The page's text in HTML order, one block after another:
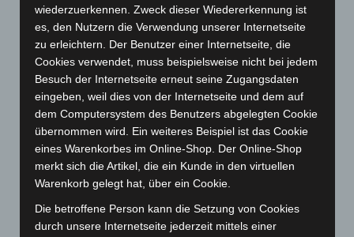
November 2024(94)
Oktober 2024
(93)
September 2024(112)
August 2024 (107)
Juli 2024(89)
Juni 2024(107)
Mai 2024(149)
April 2024(102)
März 2024(103)
Februar 2024(103)
wiederzuerkennen. Zweck dieser Wiedererkennung ist
es, den Nutzern die Verwendung unserer Internetseite
zu erleichtern. Der Benutzer einer Internetseite, die
Cookies verwendet, muss beispielsweise nicht bei jedem
Besuch der Internetseite erneut seine Zugangsdaten
eingeben, weil dies von der Internetseite und dem auf
dem Computersystem des Benutzers abgelegten Cookie
übernommen wird. Ein weiteres Beispiel ist das Cookie
eines Warenkorbes im Online-Shop. Der Online-Shop
merkt sich die Artikel, die ein Kunde in den virtuellen
Warenkorb gelegt hat, über ein Cookie.
Die betroffene Person kann die Setzung von Cookies
durch unsere Internetseite jederzeit mittels einer